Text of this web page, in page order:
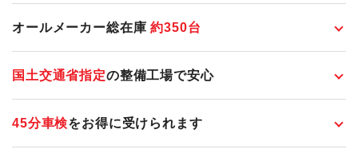
オールメーカー総在庫約350台
国土交通省指定の整備工場で安心
45分車検をお得に受けられます